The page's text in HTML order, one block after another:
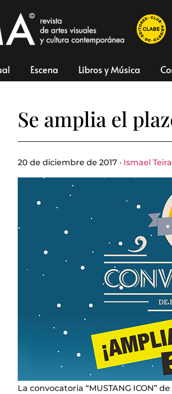
Escena Libros y Música
Se amplia el
20 de diciembre de 2017 · Ismael Teira
La convocatoria “MUSTANG ICON”